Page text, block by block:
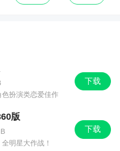
的西方魔幻故事背景和世
练8张地图，68个关卡。
，欣赏剧情之余辅以迷宫
仅让你赚得盆满钵满满载
久的神秘卡牌
入学，小萌老师特地准备
下载
扮演类恋爱佳作
下载
版
明星大作战！